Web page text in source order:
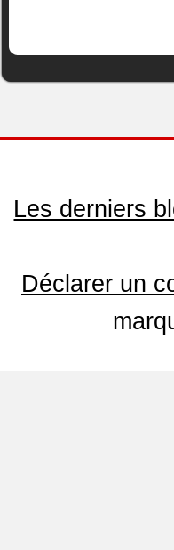
Les derniers
Déclarer un